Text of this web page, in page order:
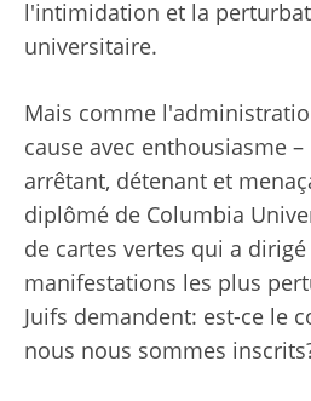
l'intimidation et la
universitaire.
Mais comme
cause avec enthousiasme
arrêtant, détenant et
diplômé de Columbia
de cartes vertes qui a
manifestations les plus
Juifs demandent: est-ce le
nous nous sommes